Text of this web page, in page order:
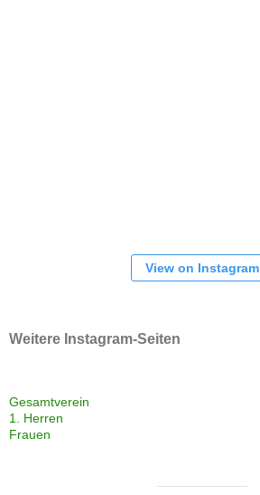
View on Instagram
Weitere Instagram-Seiten
Gesamtverein
1. Herren
Frauen